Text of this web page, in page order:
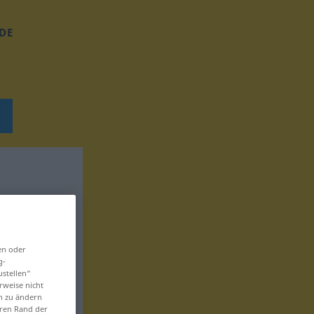
DE
oder
nicht
zu ändern
Rand der